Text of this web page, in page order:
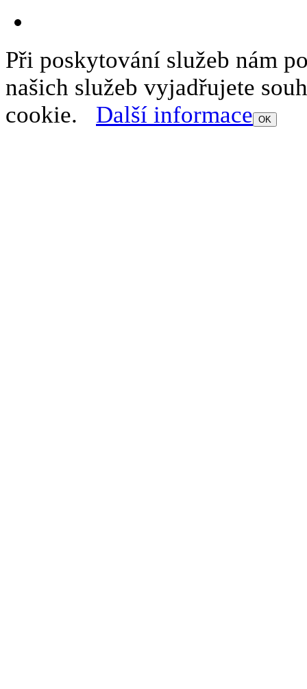
Při poskytování služeb nám
našich služeb vyjadřujete
cookie. Další informace